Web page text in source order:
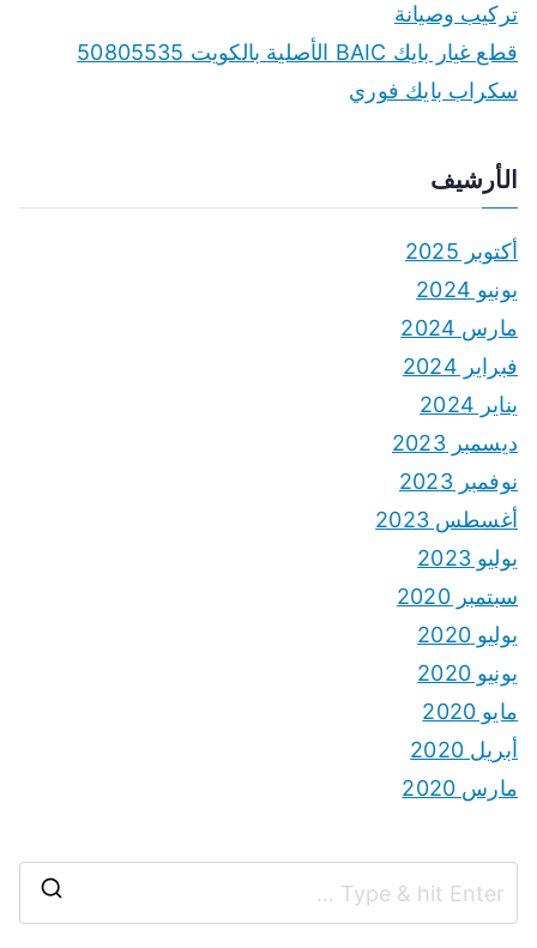
تركيب وصيانة
قطع غيار بايك BAIC الأصلية بالكويت 50805535
سكراب بايك فوري
الأرشيف
أكتوبر 2025
يونيو 2024
مارس 2024
فبراير 2024
يناير 2024
ديسمبر 2023
نوفمبر 2023
أغسطس 2023
يوليو 2023
سبتمبر 2020
يوليو 2020
يونيو 2020
مايو 2020
أبريل 2020
مارس 2020